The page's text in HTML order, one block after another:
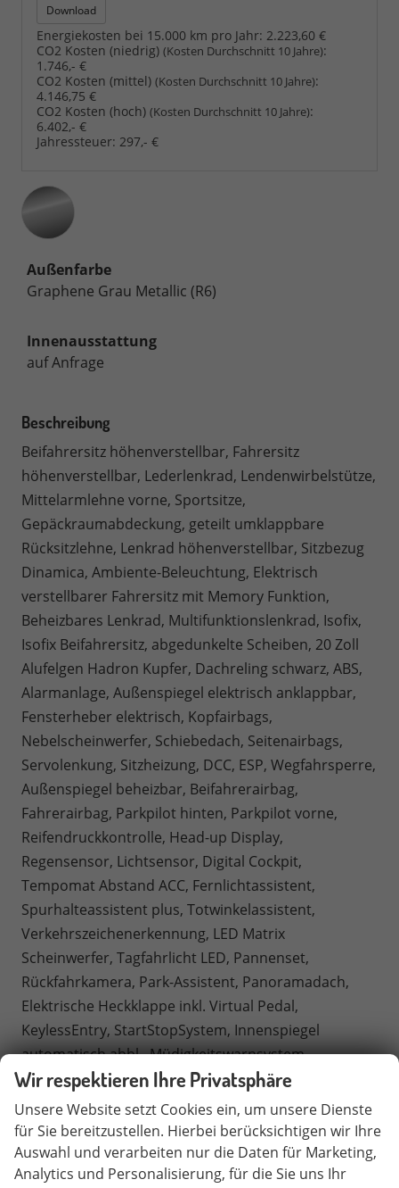
Download
Energiekosten bei 15.000 km pro Jahr: 2.223,60 €
CO2 Kosten (niedrig) (Kosten Durchschnitt 10 Jahre):
1.746,- €
CO2 Kosten (mittel) (Kosten Durchschnitt 10 Jahre):
4.146,75 €
CO2 Kosten (hoch) (Kosten Durchschnitt 10 Jahre):
6.402,- €
Jahressteuer: 297,- €
Außenfarbe
Graphene Grau Metallic (R6)
Innenausstattung
auf Anfrage
Beschreibung
Beifahrersitz höhenverstellbar, Fahrersitz
höhenverstellbar, Lederlenkrad, Lendenwirbelstütze,
Mittelarmlehne vorne, Sportsitze,
Gepäckraumabdeckung, geteilt umklappbare
Rücksitzlehne, Lenkrad höhenverstellbar, Sitzbezug
Dinamica, Ambiente-Beleuchtung, Elektrisch
verstellbarer Fahrersitz mit Memory Funktion,
Beheizbares Lenkrad, Multifunktionslenkrad, Isofix,
Isofix Beifahrersitz, abgedunkelte Scheiben, 20 Zoll
Alufelgen Hadron Kupfer, Dachreling schwarz, ABS,
Alarmanlage, Außenspiegel elektrisch anklappbar,
Fensterheber elektrisch, Kopfairbags,
Nebelscheinwerfer, Schiebedach, Seitenairbags,
Servolenkung, Sitzheizung, DCC, ESP, Wegfahrsperre,
Außenspiegel beheizbar, Beifahrerairbag,
Fahrerairbag, Parkpilot hinten, Parkpilot vorne,
Reifendruckkontrolle, Head-up Display,
Regensensor, Lichtsensor, Digital Cockpit,
Tempomat Abstand ACC, Fernlichtassistent,
Spurhalteassistent plus, Totwinkelassistent,
Verkehrszeichenerkennung, LED Matrix
Scheinwerfer, Tagfahrlicht LED, Pannenset,
Rückfahrkamera, Park-Assistent, Panoramadach,
Elektrische Heckklappe inkl. Virtual Pedal,
KeylessEntry, StartStopSystem, Innenspiegel
automatisch abbl., Müdigkeitswarnsystem,
Notrufsystem, Schaltwippen, Klimaautomatik 3-
Zonen, 360-Grad-Kamera,
Geschwindigkeitsbegrenzer, Android Auto, Apple
Carplay, Freisprecheinrichtung,
Induktionsladestation, Sprachsteuerung, USB, Radio
Wir respektieren Ihre Privatsphäre
Unsere Website setzt Cookies ein, um unsere Dienste
für Sie bereitzustellen. Hierbei berücksichtigen wir Ihre
Auswahl und verarbeiten nur die Daten für Marketing,
Analytics und Personalisierung, für die Sie uns Ihr